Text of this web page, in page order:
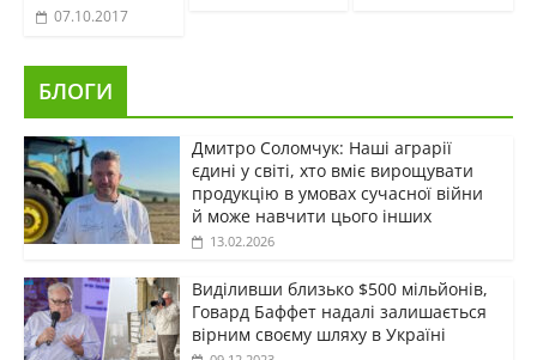
07.10.2017
БЛОГИ
Дмитро Соломчук: Наші аграрії
єдині у світі, хто вміє вирощувати
продукцію в умовах сучасної війни
й може навчити цього інших
13.02.2026
Виділивши близько $500 мільйонів,
Говард Баффет надалі залишається
вірним своєму шляху в Україні